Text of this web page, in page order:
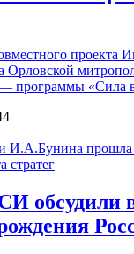
проекта
Орловской
программы «Сила
обсудили